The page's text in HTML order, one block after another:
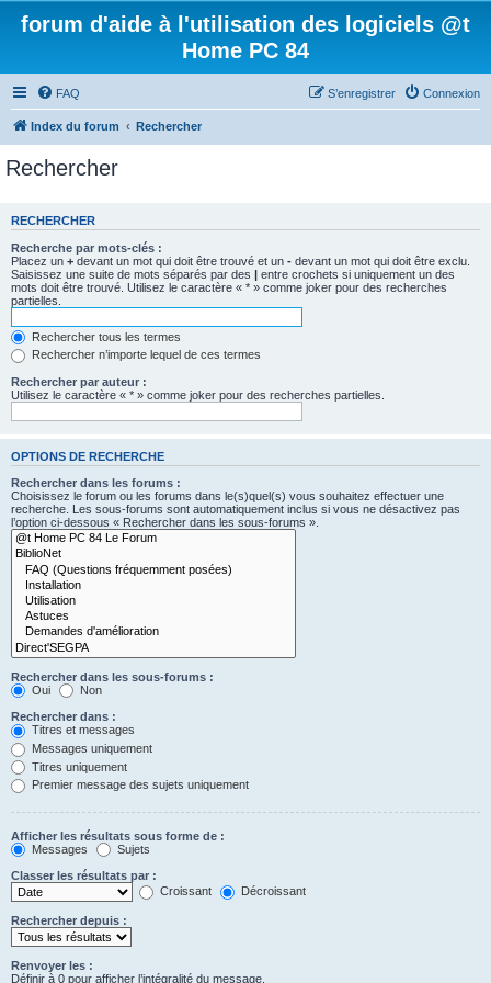
forum d'aide à l'utilisation des logiciels @t
Home PC 84
FAQ Connexion
S’enregistrer
Index du forum Rechercher
Rechercher
RECHERCHER
Recherche par mots-clés :
Placez un + devant un mot qui doit être trouvé et un - devant un mot qui doit être exclu.
Saisissez une suite de mots séparés par des | entre crochets si uniquement un des
mots doit être trouvé. Utilisez le caractère « * » comme joker pour des recherches
partielles.
Rechercher tous les termes
Rechercher n’importe lequel de ces termes
Rechercher par auteur :
Utilisez le caractère « * » comme joker pour des recherches partielles.
OPTIONS DE RECHERCHE
Rechercher dans les forums :
Choisissez le forum ou les forums dans le(s)quel(s) vous souhaitez effectuer une
recherche. Les sous-forums sont automatiquement inclus si vous ne désactivez pas
l’option ci-dessous « Rechercher dans les sous-forums ».
Rechercher dans les sous-forums :
Oui
Non
Rechercher dans :
Titres et messages
Messages uniquement
Titres uniquement
Premier message des sujets uniquement
Afficher les résultats sous forme de :
Messages
Sujets
Classer les résultats par :
Croissant
Décroissant
Rechercher depuis :
Renvoyer les :
Définir à 0 pour afficher l’intégralité du message.